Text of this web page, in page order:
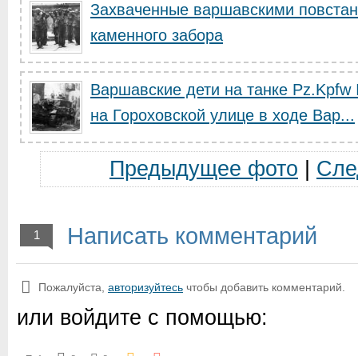
Захваченные варшавскими
каменного забора
Варшавские дети на танке
на Гороховской улице в ходе Вар...
Предыдущее фото
1 Написать комментарий
Пожалуйста, авторизуйтесь чтобы добавить комментарий.
или войдите с помощью: